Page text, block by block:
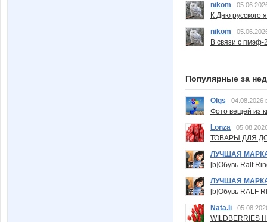
nikom
К Дню русского
nikom
В связи с пмэф-
Популярные за
Olgs 04.08.2026
Фото вещей из
Lonza
ТОВАРЫ ДЛЯ
ЛУЧШАЯ
[b]Обувь Ralf
ЛУЧШАЯ
[b]Обувь RALF
Nata.li